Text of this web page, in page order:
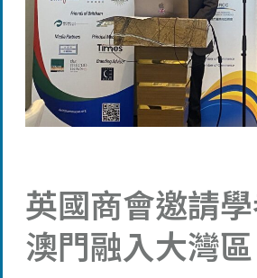
英國商會邀請
澳門融入大灣區